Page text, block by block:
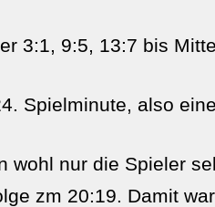
3:1, 9:5, 13:7 bis
Spielminute, also
wohl nur die Spieler
zm 20:19. Damit